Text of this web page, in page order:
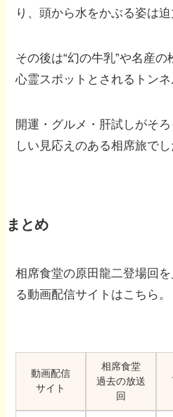
り、頭から水をかぶる姿は迫
その後は“幻の牛乳”や名産
心霊スポットとされるトンネ
開運・グルメ・肝試しがそ
しい見応えのある相席旅でし
まとめ
相席食堂の原田龍二登場回
る動画配信サイトはこちら。
動画配信
サイト
相席食堂
過去の放送
回